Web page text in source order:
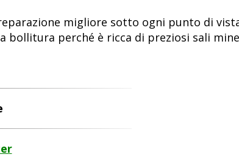
migliore sotto ogni punto di
perché è ricca di preziosi sali